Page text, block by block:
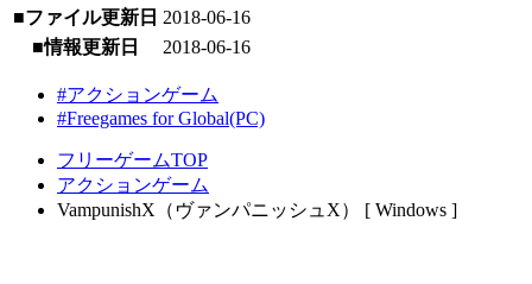
■ファイル更新日 2018-06-16
■情報更新日
2018-06-16
#アクションゲーム
#Freegames for Global(PC)
フリーゲームTOP
アクションゲーム
VampunishX（ヴァンパニッシュX） [ Windows ]